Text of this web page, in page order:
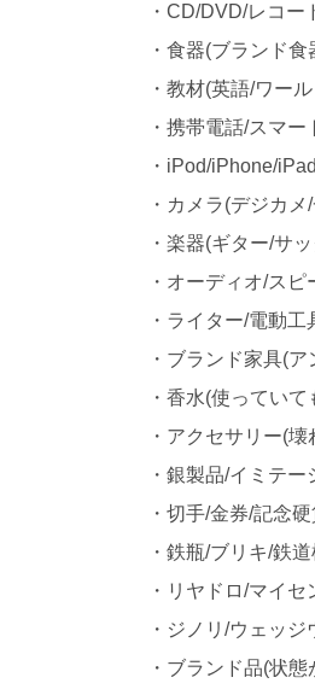
・CD/DVD/レコー
・食器(ブランド
・教材(英語/ワー
・携帯電話/スマー
・iPod/iPhone/
・カメラ(デジカ
・楽器(ギター/サ
・オーディオ/ス
・ライター/電動
・ブランド家具(
・香水(使ってい
・アクセサリー(
・銀製品/イミテー
・切手/金券/記念
・鉄瓶/ブリキ/鉄
・リヤドロ/マイ
・ジノリ/ウェッ
・ブランド品(状